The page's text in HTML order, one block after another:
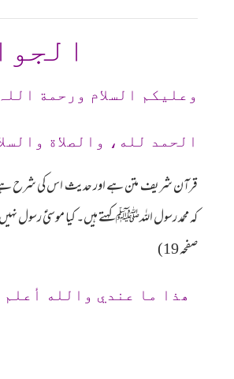
وعلیکم السلام ورحمة
الحمد لله، والصلاة
قرآن شریف متن ہے اور حدیث اس کی شرح
صفحہ 19)
ھذا ما عندي والله